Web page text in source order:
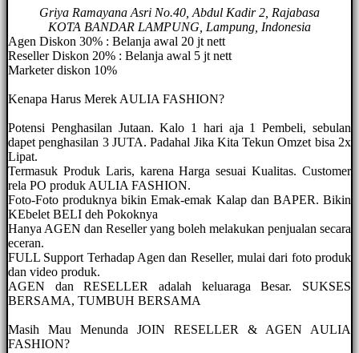
Griya Ramayana Asri No.40, Abdul Kadir 2, Rajabasa
KOTA BANDAR LAMPUNG, Lampung, Indonesia
Agen Diskon 30% : Belanja awal 20 jt nett
Reseller Diskon 20% : Belanja awal 5 jt nett
Marketer diskon 10%
Kenapa Harus Merek AULIA FASHION?
Potensi Penghasilan Jutaan. Kalo 1 hari aja 1 Pembeli, sebulan
dapet penghasilan 3 JUTA. Padahal Jika Kita Tekun Omzet bisa 2x
Lipat.
Termasuk Produk Laris, karena Harga sesuai Kualitas. Customer
rela PO produk AULIA FASHION.
Foto-Foto produknya bikin Emak-emak Kalap dan BAPER. Bikin
KEbelet BELI deh Pokoknya
Hanya AGEN dan Reseller yang boleh melakukan penjualan secara
eceran.
FULL Support Terhadap Agen dan Reseller, mulai dari foto produk
dan video produk.
AGEN dan RESELLER adalah keluaraga Besar. SUKSES
BERSAMA, TUMBUH BERSAMA
Masih Mau Menunda JOIN RESELLER & AGEN AULIA
FASHION?